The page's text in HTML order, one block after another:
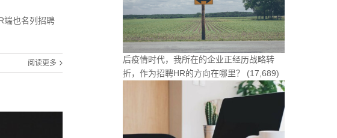
端也名列招聘
阅读更多
后疫情时代，我所在的企业正经历战略转
折，作为招聘HR的方向在哪里？
(17,689)